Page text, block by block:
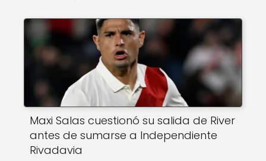
Maxi Salas cuestionó su salida de River
antes de sumarse a Independiente
Rivadavia